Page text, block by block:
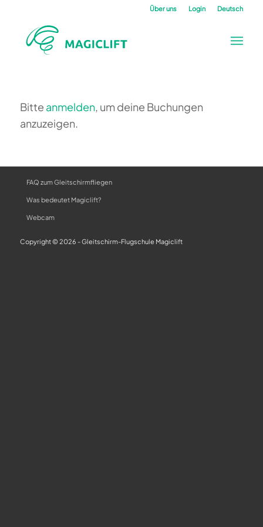
Über uns Login Deutsch
Bitte anmelden, um deine Buchungen
anzuzeigen.
Copyright © 2026 - Gleitschirm-Flugschule Magiclift
FAQ zum Gleitschirmfliegen
Was bedeutet Magiclift?
Webcam